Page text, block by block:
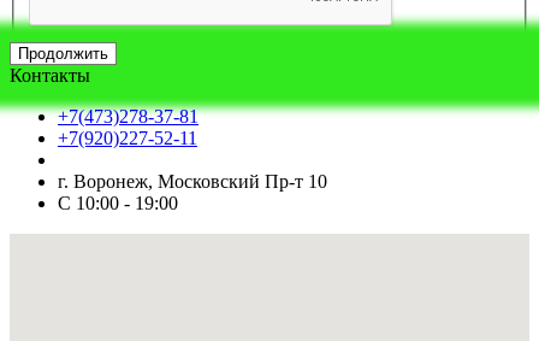
Продолжить
Контакты
+7(473)278-37-81
+7(920)227-52-11
г. Воронеж, Московский Пр-т 10
С 10:00 - 19:00